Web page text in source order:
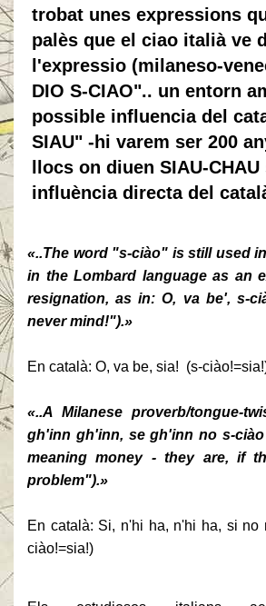
trobat unes expressions
palès que el ciao italià ve
l'expressio (milaneso-
DIO S-CIAO".. un entorn
possible influencia del
SIAU" -hi varem ser 200
llocs on diuen SIAU-
influència directa del
«..The word "s-ciào" is still used
in the Lombard language as an
resignation, as in: O, va be', s-
never mind!").»
En català: O, va be, sia! (s-
«..A Milanese proverb/tongue-
gh'inn gh'inn, se gh'inn no s-
meaning money - they are, if
problem").»
En català: Si, n'hi ha, n'hi ha, si no
ciào!=sia!)